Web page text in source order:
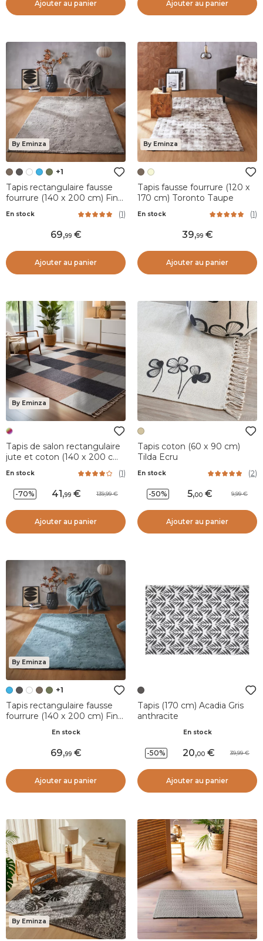
Ajouter au panier Ajouter au panier
By Eminza
+1
Tapis rectangulaire fausse
fourrure (140 x 200 cm) Finn
En stock (1)
69,99
Ajouter au panier
By Eminza
Tapis fausse fourrure (120 x
170 cm) Toronto Taupe
En stock (1)
39,99
Ajouter au panier
By Eminza
Tapis de salon rectangulaire
jute et coton (140 x 200 cm)
En stock (1)
-70% 41,99 139,99
Ajouter au panier
Tapis coton (60 x 90 cm)
Tilda Ecru
En stock (2)
-50% 5,00 9,99
Ajouter au panier
By Eminza
+1
Tapis rectangulaire fausse
fourrure (140 x 200 cm) Finn
En stock
69,99
Ajouter au panier
Tapis (170 cm) Acadia Gris
anthracite
En stock
-50% 20,00 39,99
Ajouter au panier
By Eminza